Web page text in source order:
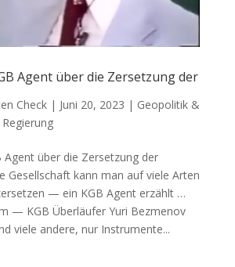
Agent über die Zersetzung der
Check| Juni 20, 2023 | Geopolitik &
Regierung
Agent über die Zersetzung der
Gesell­schaft kann man auf vie­le Arten
— ein KGB Agent erzählt …
— KGB Über­läu­fer Yuri Bezmenov
vie­le ande­re, nur Instru­men­te...